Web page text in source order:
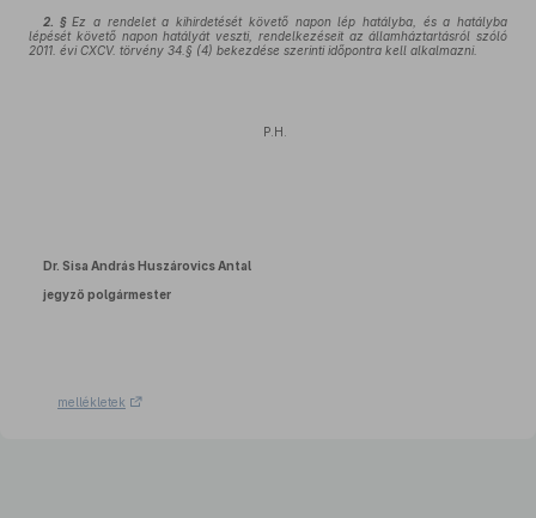
2. §Ez a rendelet a kihirdetését követő napon lép hatályba, és a hatályba
lépését követő napon hatályát veszti, rendelkezéseit az államháztartásról szóló
2011. évi CXCV. törvény 34.§ (4) bekezdése szerinti időpontra kell alkalmazni.
P.H.
Dr. Sisa András Huszárovics Antal
jegyző polgármester
mellékletek